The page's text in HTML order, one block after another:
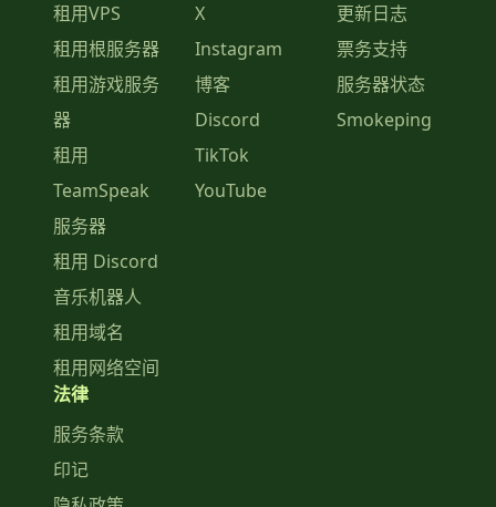
租用VPS
租用根服务器
租用游戏服务
器
租用
TeamSpeak
服务器
租用 Discord
音乐机器人
租用域名
租用网络空间
X
Instagram
博客
Discord
TikTok
YouTube
更新日志
票务支持
服务器状态
Smokeping
法律
服务条款
印记